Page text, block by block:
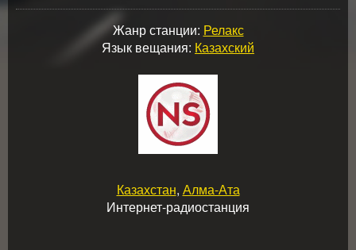
Жанр станции: Релакс
Язык вещания: Казахский
Казахстан, Алма-Ата
Интернет-радиостанция